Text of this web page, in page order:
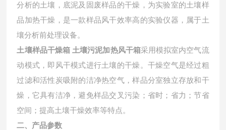
分析的土壤，底泥及固废样品的干燥，为实验室的土壤样
品加热干燥，是一款样品风干效率高的实验仪器，属于土
壤分析前处理设备。
土壤样品干燥箱 土壤污泥加热风干箱采用模拟室内空气流
动模式，即风干模式进行土壤的干燥。干燥空气是经过粗
过滤和活性炭吸附的洁净热空气，样品分室独立存放和干
燥，它具有洁净，避免样品交叉污染；省时；省力；节省
空间；提高土壤干燥效率等特点。
二、产品参数